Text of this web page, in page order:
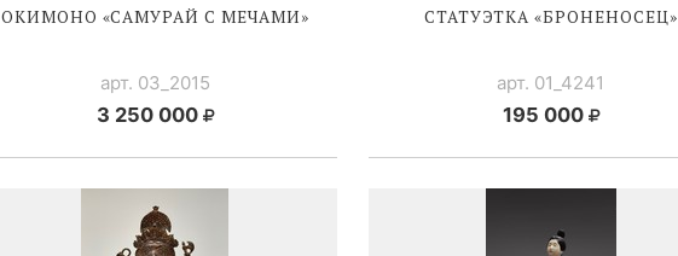
ОКИМОНО «САМУРАЙ С МЕЧАМИ»
арт. 03_2015
3 250 000
СТАТУЭТКА «БРОНЕНОСЕЦ»
арт. 01_4241
195 000